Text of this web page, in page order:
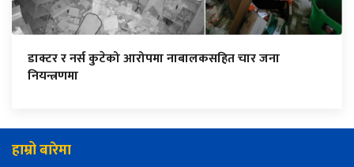
डाक्टर र नर्स कुटेको आरोपमा नाबालकसहित चार जना
नियन्त्रणमा
हाम्रो बारेमा